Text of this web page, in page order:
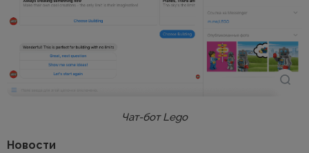
Чат-бот Lego
Новости